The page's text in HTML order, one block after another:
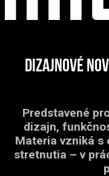
Dizajnové
Predstavené
dizajn,
Materia vzniká s
stretnutia – v